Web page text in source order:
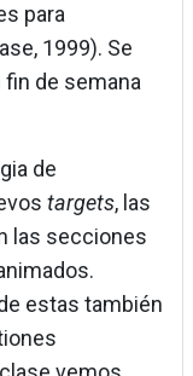
para
1999). Se
de semana
de
targets, las
las secciones
estas también